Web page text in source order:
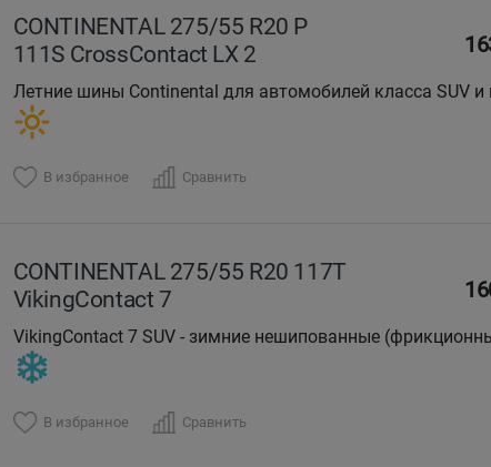
CONTINENTAL 275/55 R20 P
111S CrossContact LX 2
Летние шины Continental для автомобилей класса SUV
на дороге и легком бездорожье.
В избранное Сравнить
CONTINENTAL 275/55 R20 117T
VikingContact 7
VikingContact 7 SUV - зимние нешипованные
зимы
В избранное Сравнить